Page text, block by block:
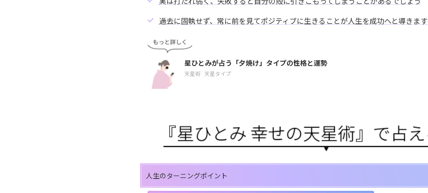
過去に固執せず、常に前を見てポジティブに生きることが人生を成功へと導きます
星ひとみが占う「夕焼け」タイプの性格と運勢
天星術 天星タイプ
人生のターニングポイント